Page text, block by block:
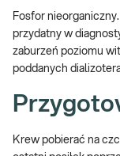
Fosfor
przydatny w
zaburzeń poziomu
poddanych
Krew pobierać na